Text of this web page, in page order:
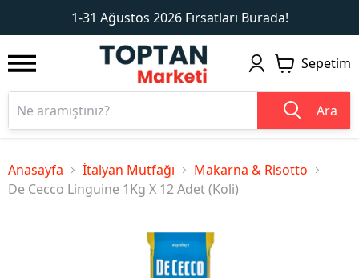
1-31 Ağustos 2026 Fırsatları Burada!
1 2
Sepetim
Ara
Anasayfa İtalyan Mutfağı
Makarna & Risotto
De Cecco Linguine 1Kg X 12 Adet (Koli)